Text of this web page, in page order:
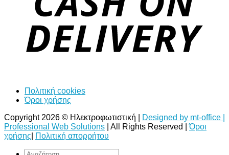
Πολιτική cookies
Όροι χρήσης
Copyright 2026 © Ηλεκτροφωτιστική |
Designed by mt-office |
Professional Web Solutions | All Rights Reserved |Όροι
χρήσης
Πολιτική απορρήτου
Αναζήτηση